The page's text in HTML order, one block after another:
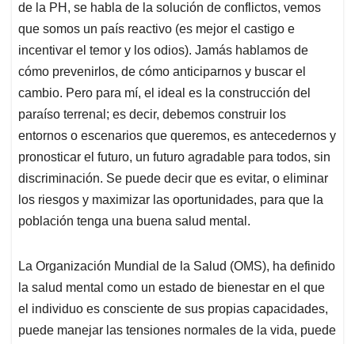
de la PH, se habla de la solución de conflictos, vemos
que somos un país reactivo (es mejor el castigo e
incentivar el temor y los odios). Jamás hablamos de
cómo prevenirlos, de cómo anticiparnos y buscar el
cambio. Pero para mí, el ideal es la construcción del
paraíso terrenal; es decir, debemos construir los
entornos o escenarios que queremos, es antecedernos y
pronosticar el futuro, un futuro agradable para todos, sin
discriminación. Se puede decir que es evitar, o eliminar
los riesgos y maximizar las oportunidades, para que la
población tenga una buena salud mental.
La Organización Mundial de la Salud (OMS), ha definido
la salud mental como un estado de bienestar en el que
el individuo es consciente de sus propias capacidades,
puede manejar las tensiones normales de la vida, puede